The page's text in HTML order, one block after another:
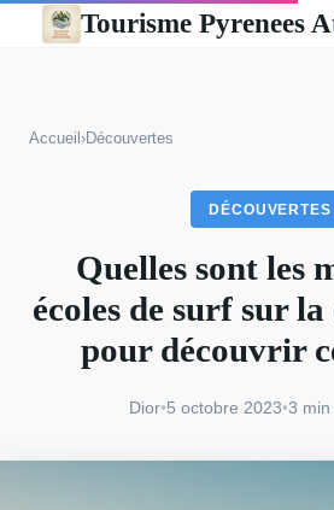
Tourisme Pyrenees
Accueil ›Découvertes
DÉCOUVERTES
Quelles sont les
écoles de surf sur la
pour découvrir
Dior•5 octobre 2023•3 min